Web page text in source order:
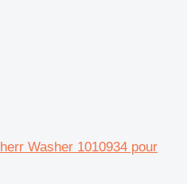
Washer 1010934 pour